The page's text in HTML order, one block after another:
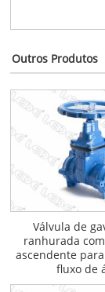
Outros Produtos
Válvula de
ranhurada
ascendente
fluxo de